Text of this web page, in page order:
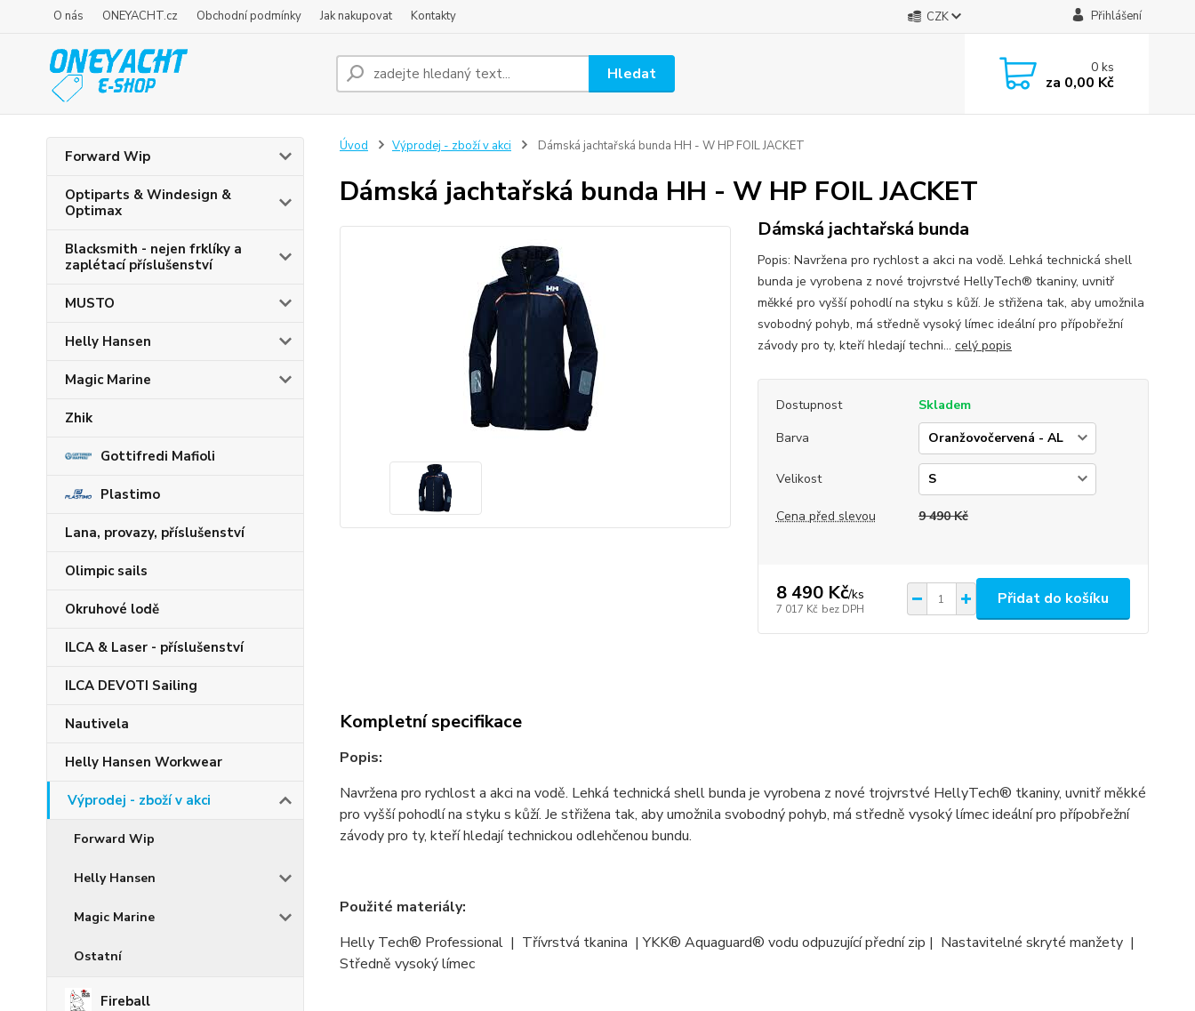
O nás ONEYACHT.cz Obchodní podmínky Jak nakupovat Kontakty CZK Přihlášení
Hledat 0ks
za 0,00 Kč
Forward Wip
Optiparts & Windesign &
Optimax
Blacksmith - nejen frklíky a
zaplétací příslušenství
MUSTO
Helly Hansen
Magic Marine
Zhik
Gottifredi Mafioli
Plastimo
Lana, provazy, příslušenství
Olimpic sails
Okruhové lodě
ILCA & Laser - příslušenství
ILCA DEVOTI Sailing
Nautivela
Helly Hansen Workwear
Výprodej - zboží v akci
Forward Wip
Helly Hansen
Magic Marine
Ostatní
Fireball
Úvod Výprodej - zboží v akci Dámská jachtařská bunda HH - W HP FOIL JACKET
Dámská jachtařská bunda HH - W HP FOIL JACKET
Dámská jachtařská bunda
Popis: Navržena pro rychlost a akci na vodě. Lehká technická shell
bunda je vyrobena z nové trojvrstvé HellyTech® tkaniny, uvnitř
měkké pro vyšší pohodlí na styku s kůží. Je střižena tak, aby umožnila
svobodný pohyb, má středně vysoký límec ideální pro přípobřežní
závody pro ty, kteří hledají techni... celý popis
Dostupnost
Skladem
Barva
Velikost
Cena před slevou 9 490 Kč
8 490 Kč/ks
7 017 Kč bez DPH
Přidat do košíku
Kompletní specifikace
Popis:
Navržena pro rychlost a akci na vodě. Lehká technická shell bunda je vyrobena z nové trojvrstvé HellyTech® tkaniny, uvnitř měkké
pro vyšší pohodlí na styku s kůží. Je střižena tak, aby umožnila svobodný pohyb, má středně vysoký límec ideální pro přípobřežní
závody pro ty, kteří hledají technickou odlehčenou bundu.
Použité materiály:
Helly Tech® Professional | Třívrstvá tkanina | YKK® Aquaguard® vodu odpuzující přední zip | Nastavitelné skryté manžety |
Středně vysoký límec